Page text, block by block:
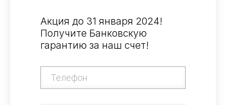
Акция до 31 января 2024!
Получите Банковскую
гарантию за наш счет!